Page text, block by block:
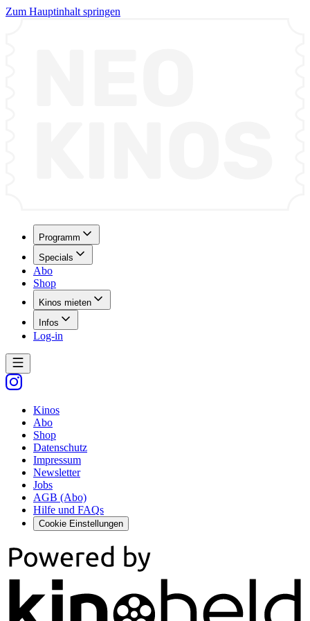
Zum Hauptinhalt springen
Programm
Specials
Abo
Shop
Kinos mieten
Infos
Log-in
Kinos
Abo
Shop
Datenschutz
Impressum
Newsletter
Jobs
AGB (Abo)
Hilfe und FAQs
Cookie Einstellungen